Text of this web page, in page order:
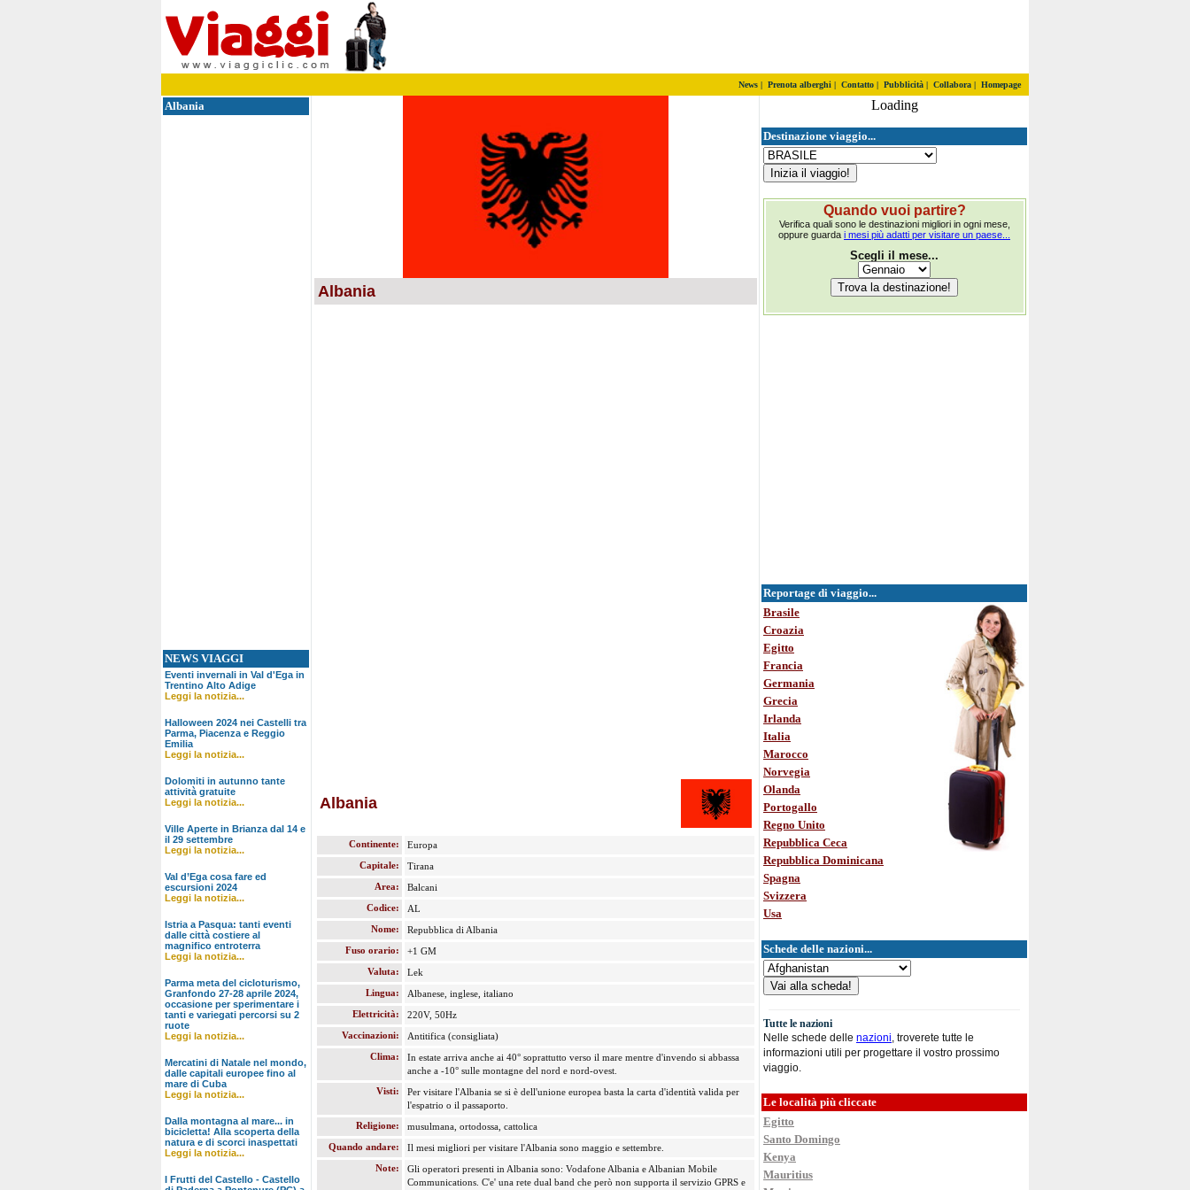
News | Prenota alberghi | Contatto | Pubblicità | Collabora | Homepage
Albania
NEWS VIAGGI
Eventi invernali in Val d'Ega in
Trentino Alto Adige
Leggi la notizia...
Halloween 2024 nei Castelli tra
Parma, Piacenza e Reggio
Emilia
Leggi la notizia...
Dolomiti in autunno tante
attività gratuite
Leggi la notizia...
Ville Aperte in Brianza dal 14 e
il 29 settembre
Leggi la notizia...
Val d’Ega cosa fare ed
escursioni 2024
Leggi la notizia...
Istria a Pasqua: tanti eventi
dalle città costiere al
magnifico entroterra
Leggi la notizia...
Parma meta del cicloturismo,
Granfondo 27-28 aprile 2024,
occasione per sperimentare i
tanti e variegati percorsi su 2
ruote
Leggi la notizia...
Mercatini di Natale nel mondo,
dalle capitali europee fino al
mare di Cuba
Leggi la notizia...
Dalla montagna al mare... in
bicicletta! Alla scoperta della
natura e di scorci inaspettati
Leggi la notizia...
I Frutti del Castello - Castello
Albania
Albania
Continente:
Europa
Capitale:
Tirana
Area:
Balcani
Codice:
AL
Nome:
Repubblica di Albania
Fuso orario:
+1 GM
Valuta:
Lek
Lingua:
Albanese, inglese, italiano
Elettricità:
220V, 50Hz
Vaccinazioni:
Antitifica (consigliata)
Clima:
In estate arriva anche ai 40° soprattutto verso il mare mentre d'invendo si abbassa
anche a -10° sulle montagne del nord e nord-ovest.
Visti:
Per visitare l'Albania se si è dell'unione europea basta la carta d'identità valida per
l'espatrio o il passaporto.
Religione:
musulmana, ortodossa, cattolica
Quando andare:
Il mesi migliori per visitare l'Albania sono maggio e settembre.
Note:
Gli operatori presenti in Albania sono: Vodafone Albania e Albanian Mobile
Communications. C'e' una rete dual band che però non supporta il servizio GPRS e
Loading
Destinazione viaggio...
Quando vuoi partire?
Verifica quali sono le destinazioni migliori in ogni mese,
oppure guarda i mesi più adatti per visitare un paese...
Scegli il mese...
Reportage di viaggio...
Brasile
Croazia
Egitto
Francia
Germania
Grecia
Irlanda
Italia
Marocco
Norvegia
Olanda
Portogallo
Regno Unito
Repubblica Ceca
Repubblica Dominicana
Spagna
Svizzera
Usa
Schede delle nazioni...
Tutte le nazioni
Nelle schede delle nazioni, troverete tutte le
informazioni utili per progettare il vostro prossimo
viaggio.
Le località più cliccate
Egitto
Santo Domingo
Kenya
Mauritius